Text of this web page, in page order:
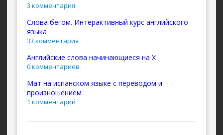
3 комментария
Слова бегом. Интерактивный курс английского
языка
33 комментария
Английские слова начинающиеся на X
0 комментариев
Мат на испанском языке с переводом и
произношением
1 комментарий